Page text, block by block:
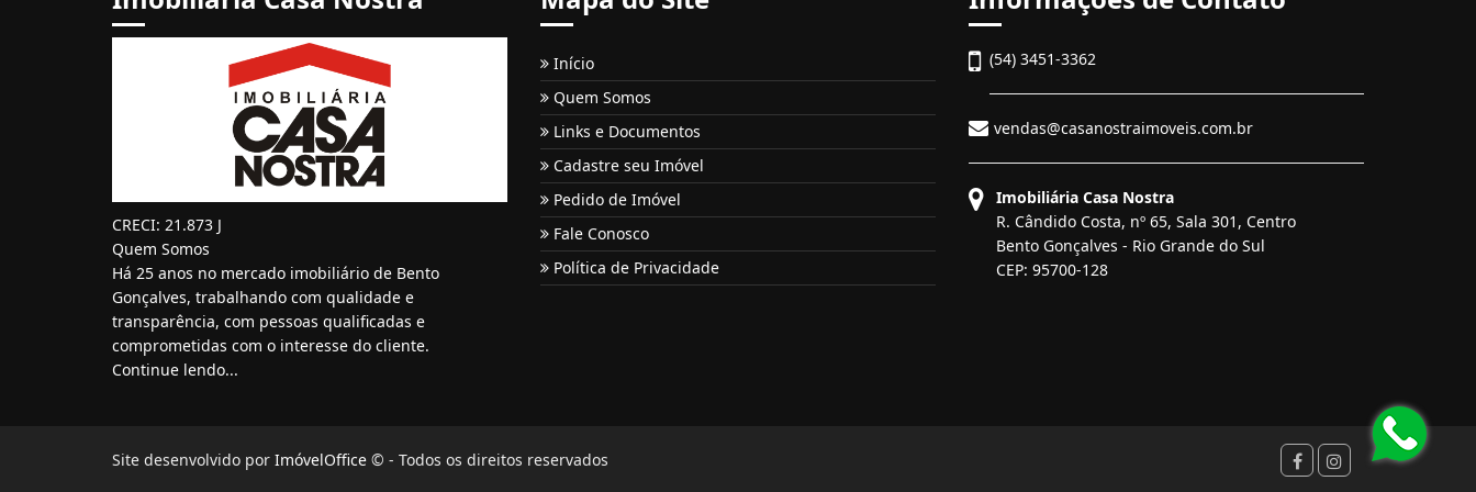
CRECI: 21.873 J
Quem Somos
Há 25 anos no mercado imobiliário de Bento
Gonçalves, trabalhando com qualidade e
transparência, com pessoas qualificadas e
comprometidas com o interesse do cliente.
Continue lendo...
Início
Quem Somos
Links e Documentos
Cadastre seu Imóvel
Pedido de Imóvel
Fale Conosco
Política de Privacidade
(54) 3451-3362
vendas@casanostraimoveis.com.br
Imobiliária Casa Nostra
R. Cândido Costa, nº 65, Sala 301, Centro
Bento Gonçalves - Rio Grande do Sul
CEP: 95700-128
Site desenvolvido por ImóvelOffice © - Todos os direitos reservados